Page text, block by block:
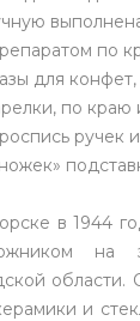
по
для конфет,
по краю
ручек
в 1944
на
области.
и